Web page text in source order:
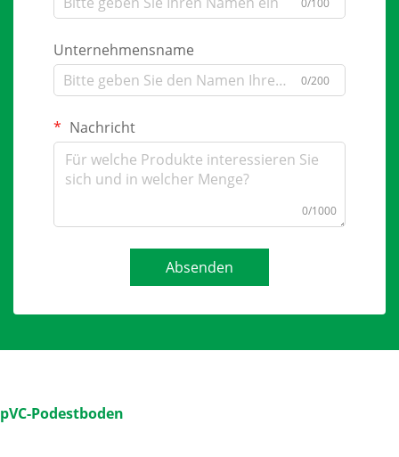
0/100
Unternehmensname
0/200
Nachricht
0/1000
Absenden
pVC-Podestboden